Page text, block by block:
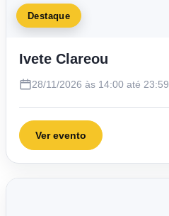
Destaque
Ivete Clareou
28/11/2026 às 14:00 até 23:59
Ver evento